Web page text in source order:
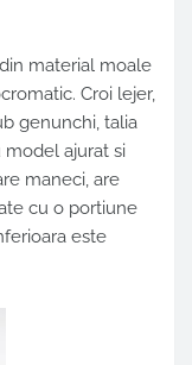
material moale
Croi lejer,
genunchi, talia
ajurat si
maneci, are
cu o portiune
este